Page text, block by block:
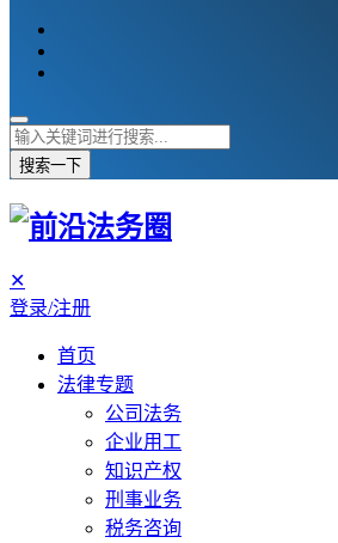
搜索一下
✕
登录/注册
首页
法律专题
公司法务
企业用工
知识产权
刑事业务
税务咨询